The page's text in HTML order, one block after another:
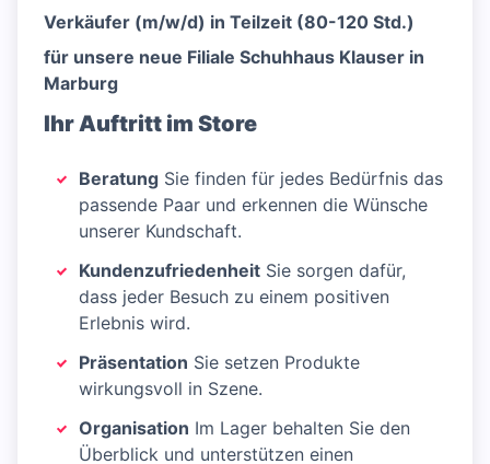
Verkäufer (m/w/d) in Teilzeit (80-120 Std.)
für unsere neue Filiale Schuhhaus Klauser in
Marburg
Ihr Auftritt im Store
Beratung Sie finden für jedes Bedürfnis das
passende Paar und erkennen die Wünsche
unserer Kundschaft.
Kundenzufriedenheit Sie sorgen dafür,
dass jeder Besuch zu einem positiven
Erlebnis wird.
Präsentation Sie setzen Produkte
wirkungsvoll in Szene.
Organisation Im Lager behalten Sie den
Überblick und unterstützen einen